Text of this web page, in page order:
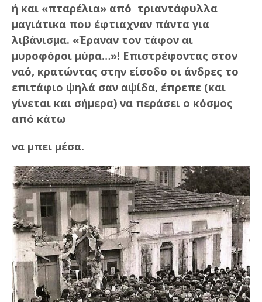
ή και «πταρέλια» από τριαντάφυλλα
μαγιάτικα που έφτιαχναν πάντα για
λιβάνισμα. «Έραναν τον τάφον αι
μυροφόροι μύρα…»! Επιστρέφοντας στον
ναό, κρατώντας στην είσοδο οι άνδρες το
επιτάφιο ψηλά σαν αψίδα, έπρεπε (και
γίνεται και σήμερα) να περάσει ο κόσμος
από κάτω
να μπει μέσα.